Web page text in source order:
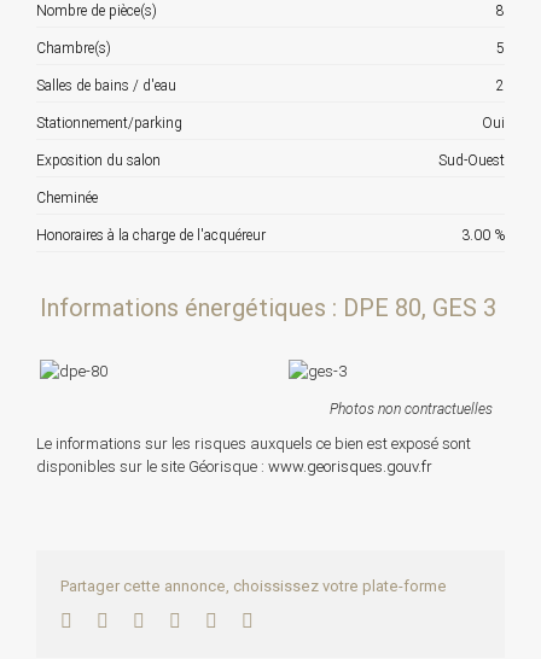
Nombre de pièce(s) 8
Chambre(s) 5
Salles de bains / d'eau 2
Stationnement/parking Oui
Exposition du salon Sud-Ouest
Cheminée
Honoraires à la charge de l'acquéreur 3.00 %
Informations énergétiques : DPE 80, GES 3
Photos non contractuelles
Le informations sur les risques auxquels ce bien est exposé sont
disponibles sur le site Géorisque : www.georisques.gouv.fr
Partager cette annonce, choississez votre plate-forme
Facebook
TwitterLinkedInWhatsApp
Pinterest